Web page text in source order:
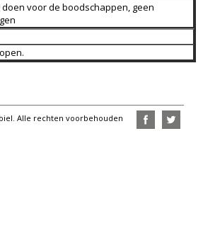
voor de boodschappen, geen
Alle rechten voorbehouden